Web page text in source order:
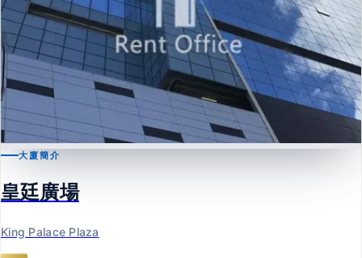
皇廷廣場
King Palace Plaza
大廈簡介
皇廷廣場
King Palace Plaza